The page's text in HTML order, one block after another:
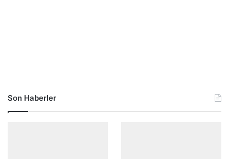
Son Haberler